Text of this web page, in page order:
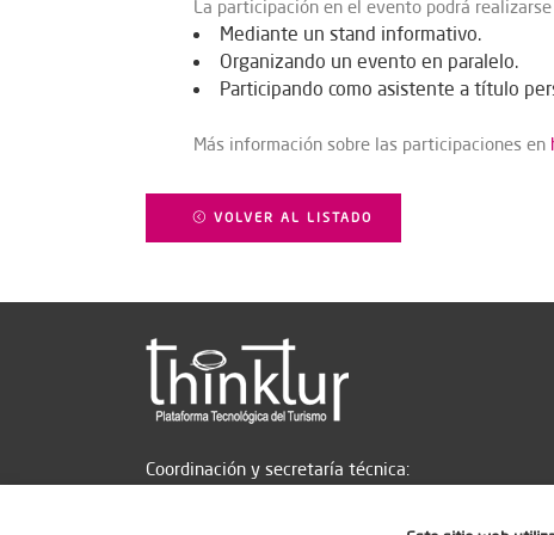
La participación en el evento podrá
Mediante un stand informativo.
Organizando un evento en paralelo.
Participando como asistente a título
Más información sobre las participaciones en
VOLVER AL LISTADO
Coordinación y secretaría técnica: